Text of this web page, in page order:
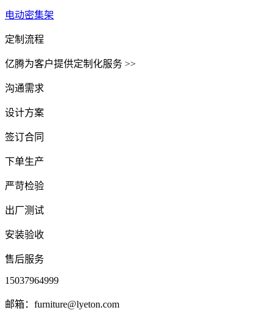
电动密集架
定制流程
亿腾为客户提供定制化服务 >>
沟通需求
设计方案
签订合同
下单生产
严苛检验
出厂测试
安装验收
售后服务
15037964999
邮箱：furniture@lyeton.com